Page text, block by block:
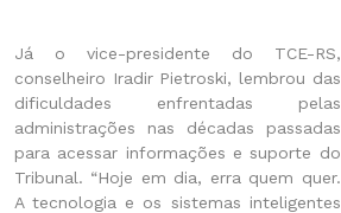
Já o vice-presidente do TCE-RS,
conselheiro Iradir Pietroski, lembrou das
dificuldades enfrentadas pelas
administrações nas décadas passadas
para acessar informações e suporte do
Tribunal. “Hoje em dia, erra quem quer.
A tecnologia e os sistemas inteligentes